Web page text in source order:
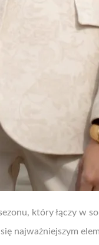
który łączy w
najważniejszym